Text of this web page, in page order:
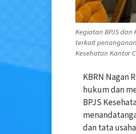
Kegiatan BPJS
terkait
Kesehatan Kantor
KBRN Nagan
hukum dan
BPJS
dan tata